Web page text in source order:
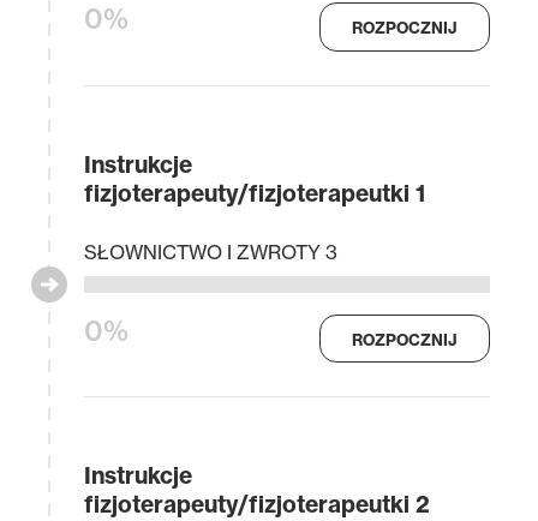
0% ROZPOCZNIJ
Instrukcje
fizjoterapeuty/fizjoterapeutki 1
0%
SŁOWNICTWO I ZWROTY 3
ROZPOCZNIJ
Instrukcje
fizjoterapeuty/fizjoterapeutki 2